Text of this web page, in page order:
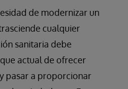
de modernizar un
cualquier
sanitaria debe
actual de ofrecer
pasar a proporcionar